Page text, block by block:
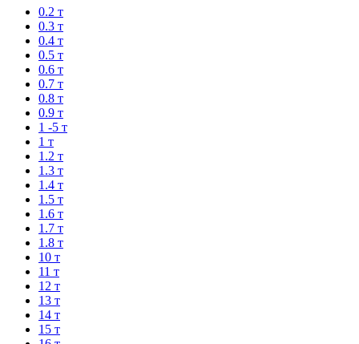
0.2 т
0.3 т
0.4 т
0.5 т
0.6 т
0.7 т
0.8 т
0.9 т
1 -5 т
1 т
1.2 т
1.3 т
1.4 т
1.5 т
1.6 т
1.7 т
1.8 т
10 т
11 т
12 т
13 т
14 т
15 т